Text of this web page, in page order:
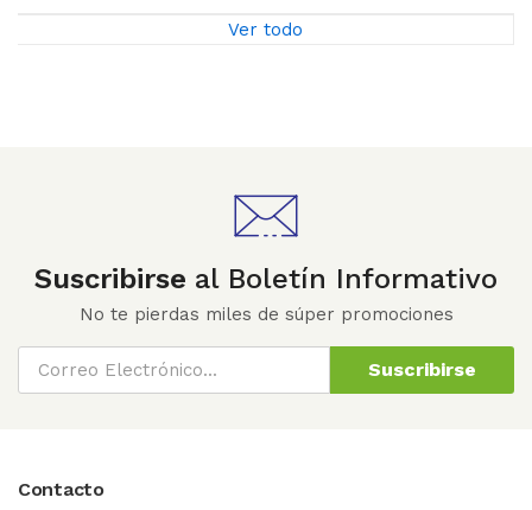
Ver todo
Suscribirse al Boletín Informativo
No te pierdas miles de súper promociones
Suscribirse
Contacto